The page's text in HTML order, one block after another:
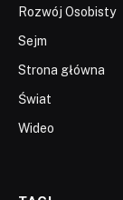
Rozwój Osobisty
Sejm
Strona główna
Świat
Wideo